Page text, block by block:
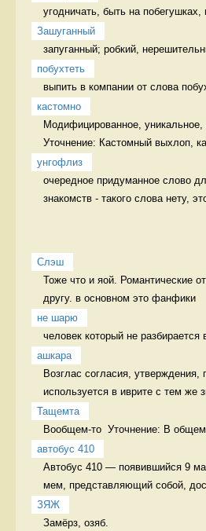
угодничать, быть на побегушках,
Зашуганный
запуганный; робкий,
побухтеть
выпить в компании от слова
кастомно
Модифицированное, уникальное,
Уточнение: Кастомный выхлоп,
унгофлиз
очередное придуманное слово
знакомств - такого слова нету,
Слэш
Тоже что и яой. Романтические
другу. в основном это фанфики
не шарю
ашкара
Возглас согласия, утверждения,
используется в иврите с тем же
Тащемта
Вообщем-то  Уточнение: В
автобус 410
Автобус 410 — появившийся 9
мем, представляющий собой,
ЗЯЖ
Замёрз, озяб.